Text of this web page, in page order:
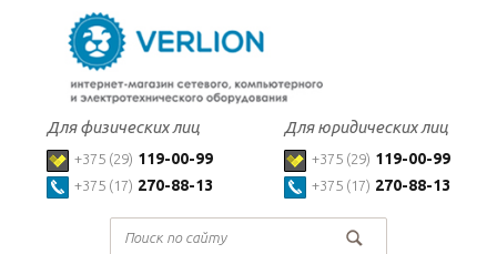
Для физических лиц
+375 (29) 119-00-99
+375 (17) 270-88-13
Для юридических лиц
+375 (29) 119-00-99
+375 (17) 270-88-13